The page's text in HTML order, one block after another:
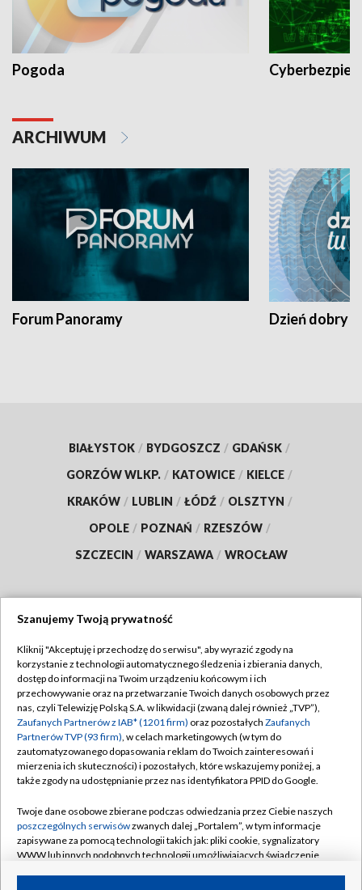
Pogoda
ARCHIWUM
Forum Panoramy Dzień dobry
BIAŁYSTOK / BYDGOSZCZ / GDAŃSK /
GORZÓW WLKP. / KATOWICE / KIELCE /
KRAKÓW / LUBLIN / ŁÓDŹ / OLSZTYN /
OPOLE / POZNAŃ / RZESZÓW /
SZCZECIN / WARSZAWA / WROCŁAW
TVP
Abonament TVP
Emisja w TVP
Centrum informacji TVP
Naziemna Telewizja Cyfrowa
Rada Programowa
System NOS
Informacje o nadawcy
Regulamin TVP
Polityka prywatności
Moje zgody
Pomoc
Kontakt
Kanały
Szanujemy Twoją prywatność
Kliknij "Akceptuję i przechodzę do serwisu", aby wyrazić zgody na
korzystanie z technologii automatycznego śledzenia i zbierania danych,
dostęp do informacji na Twoim urządzeniu końcowym i ich
przechowywanie oraz na przetwarzanie Twoich danych osobowych przez
nas, czyli Telewizję Polską S.A. w likwidacji (zwaną dalej również „TVP”),
Zaufanych Partnerów z IAB* (1201 firm) oraz pozostałych Zaufanych
Partnerów TVP (93 firm), w celach marketingowych (w tym do
zautomatyzowanego dopasowania reklam do Twoich zainteresowań i
mierzenia ich skuteczności) i pozostałych, które wskazujemy poniżej, a
także zgody na udostępnianie przez nas identyfikatora PPID do Google.
Twoje dane osobowe zbierane podczas odwiedzania przez Ciebie naszych
poszczególnych serwisówzwanych dalej „Portalem”, w tym informacje
zapisywane za pomocą technologii takich jak: pliki cookie, sygnalizatory
WWW lub innych podobnych technologii umożliwiających świadczenie